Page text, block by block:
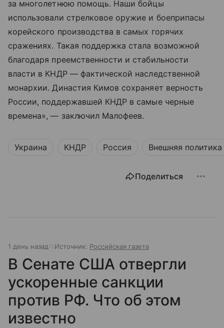
за многолетнюю помощь. Наши бойцы
использовали стрелковое оружие и боеприпасы
корейского производства в самых горячих
сражениях. Такая поддержка стала возможной
благодаря преемственности и стабильности
власти в КНДР — фактической наследственной
монархии. Династия Кимов сохраняет верность
России, поддержавшей КНДР в самые черные
времена», — заключил Малофеев.
Украина КНДР Россия Внешняя политика
Поделиться
1 день назад Источник: Российская газета
В Сенате США отвергли
ускоренные санкции
против РФ. Что об этом
известно